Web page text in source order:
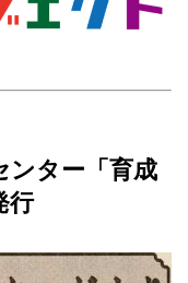
ンター「育成
行